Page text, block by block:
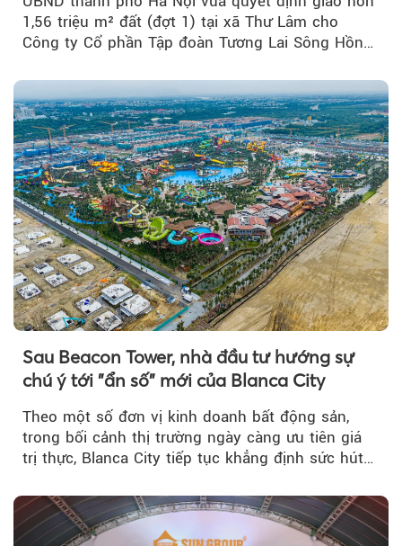
1,56 triệu m² đất (đợt 1) tại xã Thư Lâm cho
Công ty Cổ phần Tập đoàn Tương Lai Sông Hồng
Sau Beacon Tower, nhà đầu tư hướng sự
chú ý tới "ẩn số" mới của Blanca City
Theo một số đơn vị kinh doanh bất động sản,
trong bối cảnh thị trường ngày càng ưu tiên giá
trị thực, Blanca City tiếp tục khẳng định sức hút